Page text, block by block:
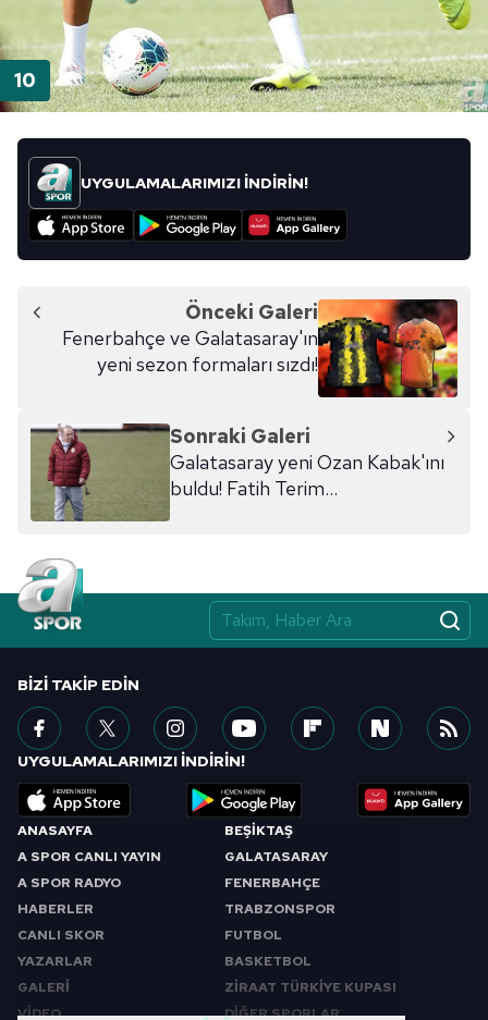
UYGULAMALARIMIZI İNDİRİN!
Önceki Galeri
Fenerbahçe ve Galatasaray'ın
yeni sezon formaları sızdı!
Sonraki Galeri
Galatasaray yeni Ozan Kabak'ını
buldu! Fatih Terim...
ANASAYFA
A SPOR CANLI YAYIN
A SPOR RADYO
HABERLER
CANLI SKOR
YAZARLAR
GALERİ
VİDEO
BEŞİKTAŞ
GALATASARAY
FENERBAHÇE
TRABZONSPOR
FUTBOL
BASKETBOL
ZİRAAT TÜRKİYE KUPASI
DİĞER SPORLAR
BIZI TAKIP EDIN
UYGULAMALARIMIZI İNDİRİN!